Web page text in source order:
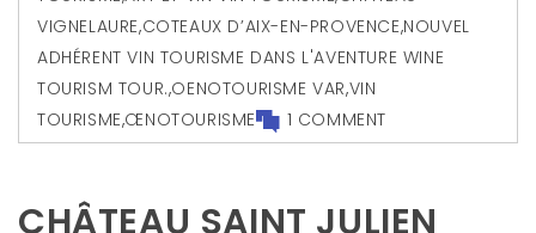
VIGNELAURE,COTEAUX D’AIX-EN-PROVENCE,NOUVEL
ADHÉRENT VIN TOURISME DANS L'AVENTURE WINE
TOURISM TOUR.,OENOTOURISME VAR,VIN
TOURISME,ŒNOTOURISME 1 COMMENT
CHÂTEAU SAINT JULIEN